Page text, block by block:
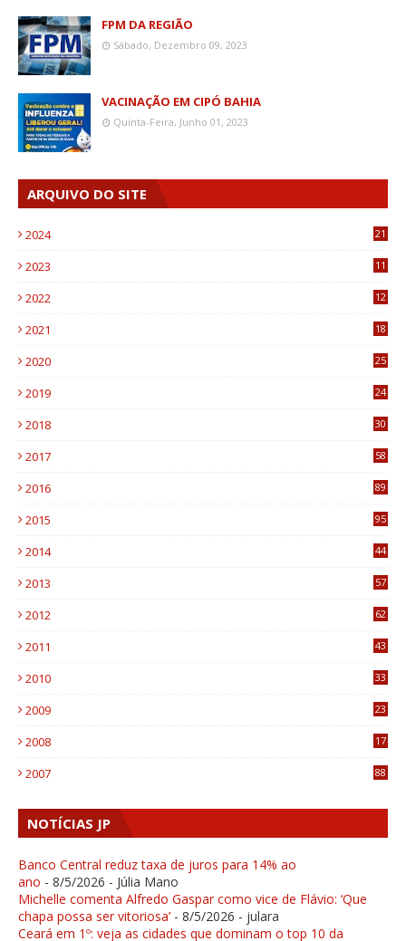
FPM DA REGIÃO
Sábado, Dezembro 09, 2023
VACINAÇÃO EM CIPÓ BAHIA
Quinta-Feira, Junho 01, 2023
ARQUIVO DO SITE
2024 21
2023
11
2022
12
2021
18
2020
25
2019
24
2018
30
2017
58
2016
89
2015
95
2014
44
2013
57
2012
62
2011
43
2010
33
2009
23
2008
17
2007 88
NOTÍCIAS JP
Banco Central reduz taxa de juros para 14% ao
ano - 8/5/2026 - Júlia Mano
Michelle comenta Alfredo Gaspar como vice de Flávio: ‘Que
chapa possa ser vitoriosa’ - 8/5/2026 - julara
Ceará em 1º: veja as cidades que dominam o top 10 da